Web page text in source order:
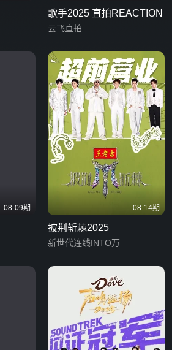
歌手2025 直拍REACTION
云飞直拍
08-09期 08-14期
披荆斩棘2025
新世代连线INTO万